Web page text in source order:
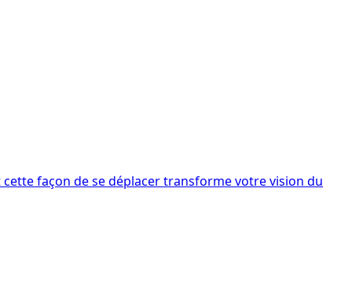
façon de se déplacer transforme votre vision du